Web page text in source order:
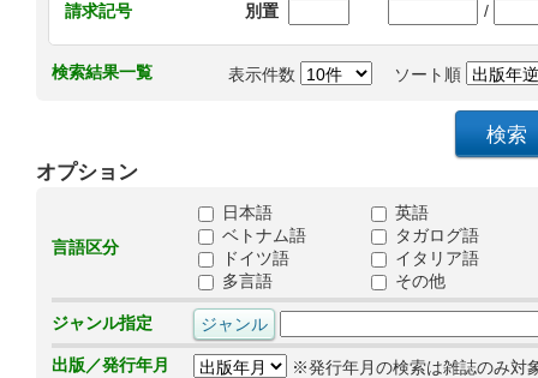
請求記号
別置 /
検索結果一覧 表示件数 ソート順
オプション
言語区分
日本語
英語
ベトナム語
タガログ語
ドイツ語
イタリア語
多言語
その他
ジャンル指定
出版／発行年月
※発行年月の検索は雑誌のみ対